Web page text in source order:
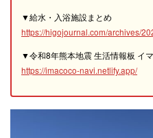
▼給水・入浴施設まとめ
https://higojournal.com/archives/
▼令和8年熊本地震 生活情報板 イ
https://imacoco-navi.netlify.app/